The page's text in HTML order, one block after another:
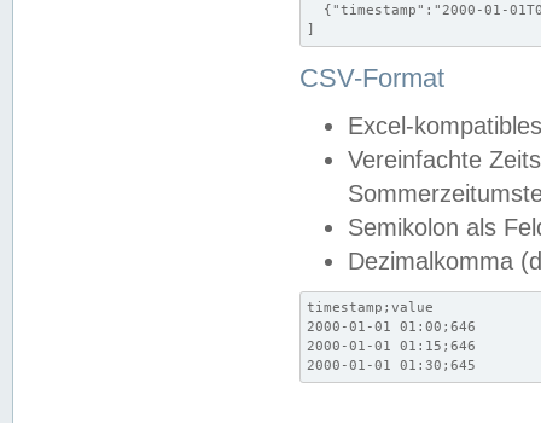
{"timestamp":"2000-01-
]
CSV-Format
Excel-
Vereinfachte
Semikolon als
Dezimalkomma
timestamp;value
2000-01-01 01:00;646
2000-01-01 01:15;646
2000-01-01 01:30;645